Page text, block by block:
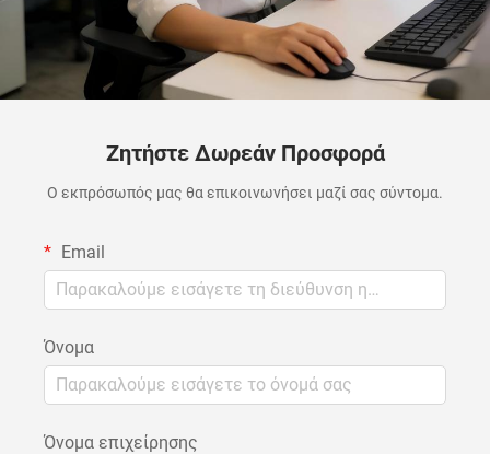
Ζητήστε Δωρεάν Προσφορά
Ο εκπρόσωπός μας θα επικοινωνήσει μαζί σας σύντομα.
Email
Όνομα
Όνομα επιχείρησης